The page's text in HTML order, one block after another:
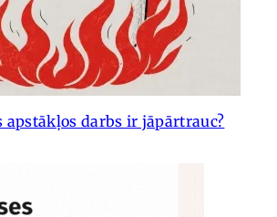
apstākļos darbs ir jāpārtrauc?